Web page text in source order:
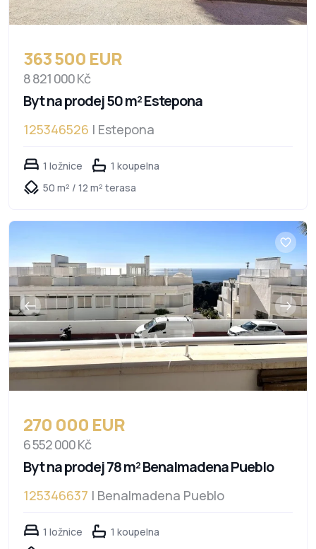
363 500 EUR
8 821 000 Kč
Byt na prodej 50 m² Estepona
125346526 | Estepona
1 ložnice
1 koupelna
50 m² / 12 m² terasa
270 000 EUR
6 552 000 Kč
Byt na prodej 78 m² Benalmadena Pueblo
125346637 | Benalmadena Pueblo
1 ložnice
1 koupelna